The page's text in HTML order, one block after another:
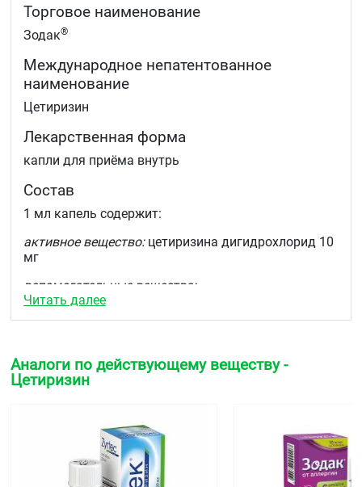
Торговое наименование
Зодак®
Международное непатентованное
наименование
Цетиризин
Лекарственная форма
капли для приёма внутрь
Состав
1 мл капель содержит:
активное вещество:цетиризина дигидрохлорид 10
мг
вспомогательные вещества:
натрия ацетат тригидрат, уксусная кислота
ледяная, вода очищенная.
Прозрачный, от бесцветного до светло-жёлтого
цвета раствор.
Фармакотерапевтическая группа
Читать далее
Аналоги по действующему веществу -
Цетиризин